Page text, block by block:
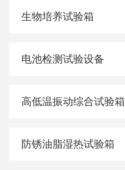
生物培养试验箱
电池检测试验设备
高低温振动综合试验箱
防锈油脂湿热试验箱